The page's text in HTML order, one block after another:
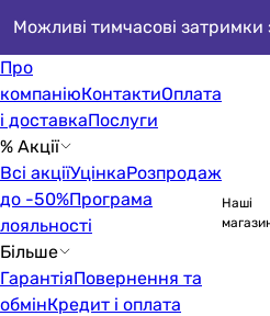
Можливі тимчасові затримки
Про
компаніюКонтактиОплата
і доставкаПослуги
% Акції
Всі акціїУцінкаРозпродаж
до -50%Програма
лояльності
Більше
ГарантіяПовернення та
обмінКредит і оплата
Наші